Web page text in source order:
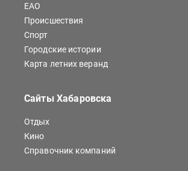
ЕАО
Происшествия
Спорт
Городские истории
Карта летних веранд
Сайты Хабаровска
Отдых
Кино
Справочник компаний